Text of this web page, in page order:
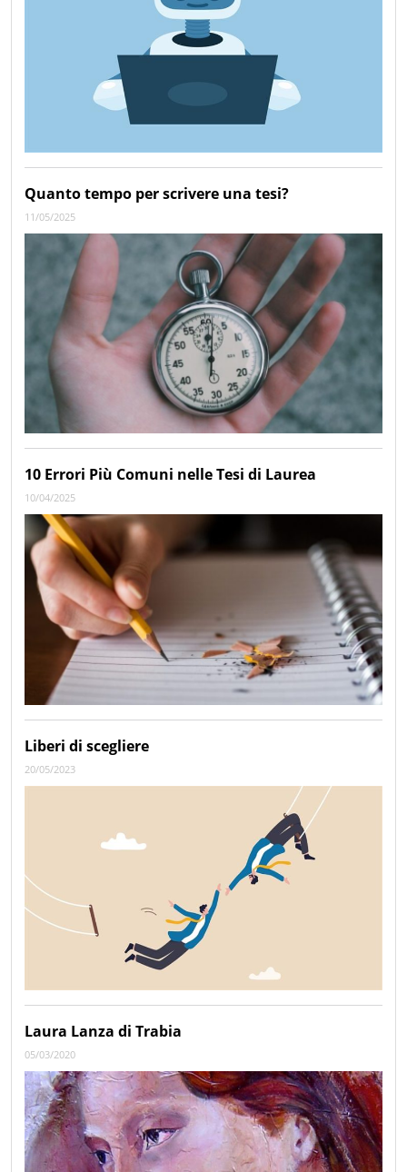
Quanto tempo per scrivere una tesi?
11/05/2025
10 Errori Più Comuni nelle Tesi di Laurea
10/04/2025
Liberi di scegliere
20/05/2023
Laura Lanza di Trabia
05/03/2020